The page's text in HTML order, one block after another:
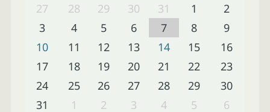
27
28 29 30 31 1
2
3
4 5 6 7 8
9
10
11 12 13 14 15
16
17
18 19 20 21 22
23
24
25 26 27 28 29
30
31
1 2 3 4 5 6